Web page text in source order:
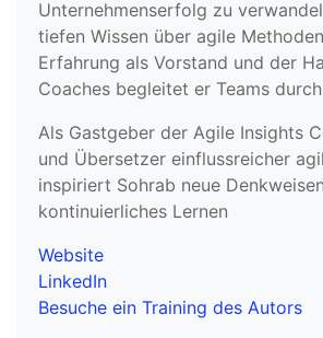
Unternehmenserfolg zu
tiefen Wissen über agile
Erfahrung als Vorstand und der
Coaches begleitet er Teams
Als Gastgeber der Agile Insights
und Übersetzer einflussreicher
inspiriert Sohrab neue
kontinuierliches Lernen
Website
LinkedIn
Besuche ein Training des Autors